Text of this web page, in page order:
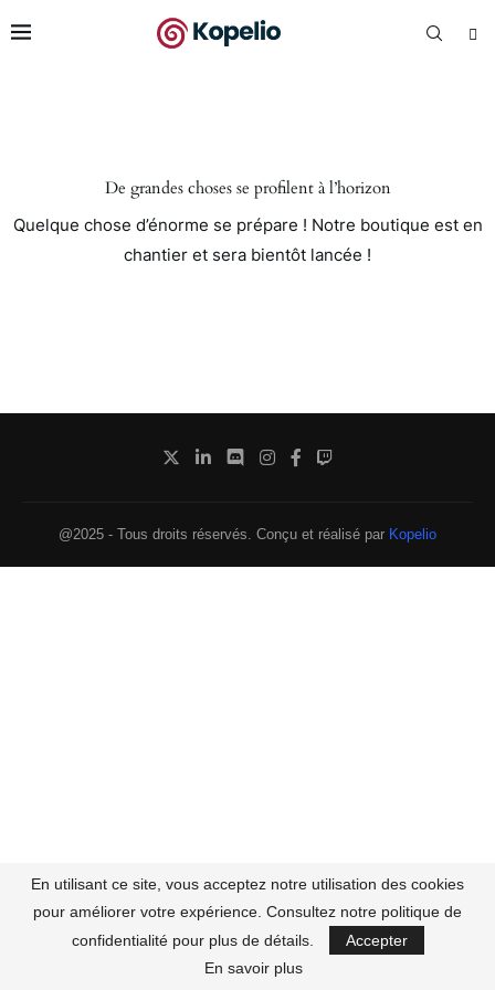
De grandes choses se profilent à l’horizon
Quelque chose d’énorme se prépare ! Notre boutique est en
chantier et sera bientôt lancée !
@2025 - Tous droits réservés. Conçu et réalisé par Kopelio
En utilisant ce site, vous acceptez notre utilisation des cookies
pour améliorer votre expérience. Consultez notre politique de
confidentialité pour plus de détails.
Accepter
En savoir plus